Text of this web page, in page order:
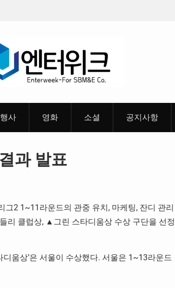
행사 영화 소셜 공지사항
과 발표
그2 1~11라운드의 관중 유치, 마케팅, 잔디 관리
클럽상, ▲그린 스타디움상 수상 구단을 선정
움상’은 서울이 수상했다. 서울은 1~13라운드